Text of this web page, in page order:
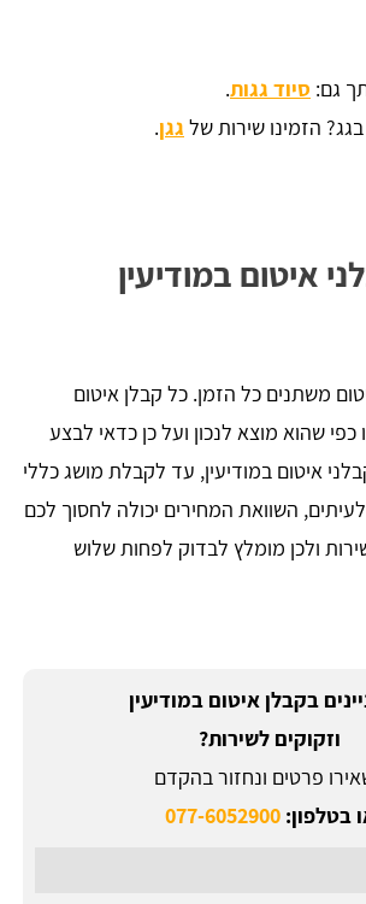
גם: סיוד גגות.
הזמינו שירות של גגן.
איטום במודיעין
משתנים כל הזמן. כל קבלן איטום
שהוא מוצא לנכון ועל כן כדאי לבצע
איטום במודיעין, עד לקבלת מושג כללי
השוואת המחירים יכולה לחסוך לכם
השירות ולכן מומלץ לבדוק לפחות שלוש
בקבלן איטום במודיעין
וזקוקים לשירות?
פרטים ונחזור בהקדם
בטלפון:077-6052900